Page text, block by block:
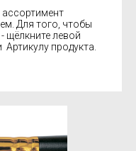
ассортимент
Для того, чтобы
щёлкните левой
продукта.